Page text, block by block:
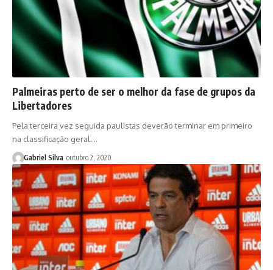
Palmeiras perto de ser o melhor da fase de grupos da
Libertadores
Pela terceira vez seguida paulistas deverão terminar em primeiro
na classificação geral.…
Gabriel Silva outubro 2, 2020